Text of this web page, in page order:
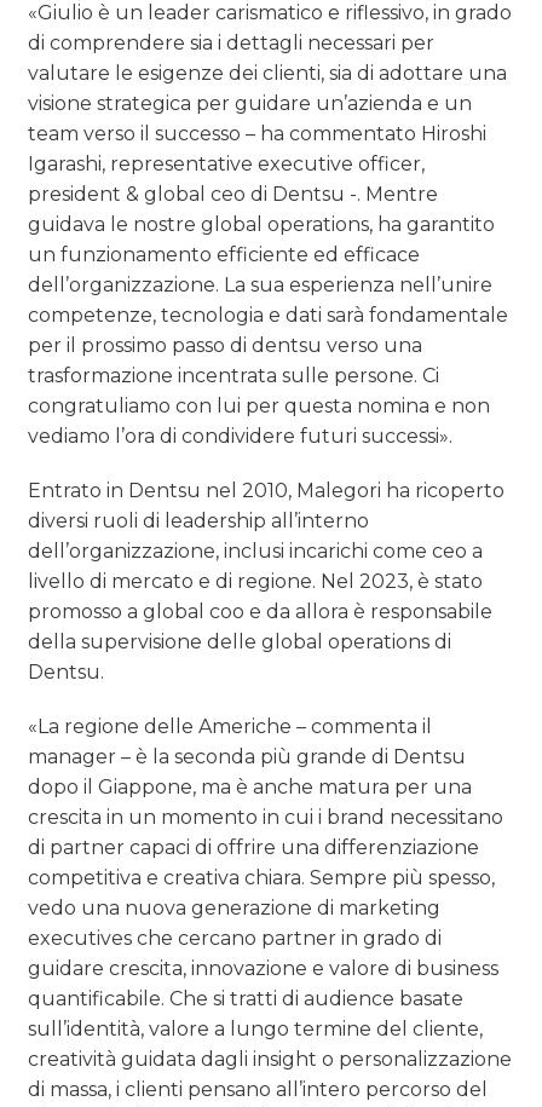
«Giulio è un leader carismatico e riflessivo, in grado
di comprendere sia i dettagli necessari per
valutare le esigenze dei clienti, sia di adottare una
visione strategica per guidare un’azienda e un
team verso il successo – ha commentato Hiroshi
Igarashi, representative executive officer,
president & global ceo di Dentsu -. Mentre
guidava le nostre global operations, ha garantito
un funzionamento efficiente ed efficace
dell’organizzazione. La sua esperienza nell’unire
competenze, tecnologia e dati sarà fondamentale
per il prossimo passo di dentsu verso una
trasformazione incentrata sulle persone. Ci
congratuliamo con lui per questa nomina e non
vediamo l’ora di condividere futuri successi».
Entrato in Dentsu nel 2010, Malegori ha ricoperto
diversi ruoli di leadership all’interno
dell’organizzazione, inclusi incarichi come ceo a
livello di mercato e di regione. Nel 2023, è stato
promosso a global coo e da allora è responsabile
della supervisione delle global operations di
Dentsu.
«La regione delle Americhe – commenta il
manager – è la seconda più grande di Dentsu
dopo il Giappone, ma è anche matura per una
crescita in un momento in cui i brand necessitano
di partner capaci di offrire una differenziazione
competitiva e creativa chiara. Sempre più spesso,
vedo una nuova generazione di marketing
executives che cercano partner in grado di
guidare crescita, innovazione e valore di business
quantificabile. Che si tratti di audience basate
sull’identità, valore a lungo termine del cliente,
creatività guidata dagli insight o personalizzazione
di massa, i clienti pensano all’intero percorso del